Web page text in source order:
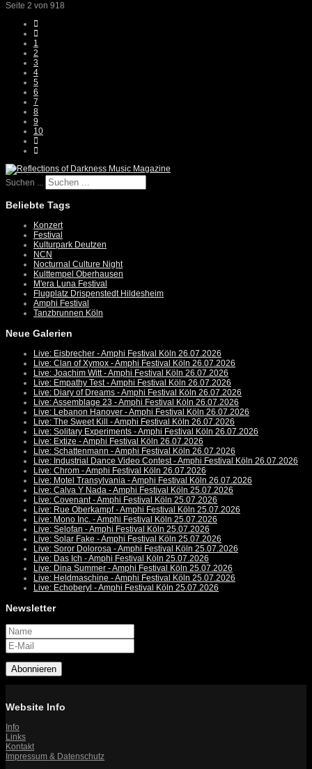
Seite 2 von 918
1
2
3
4
5
6
7
8
9
10
Suchen ...
Beliebte Tags
Konzert
Festival
Kulturpark Deutzen
NCN
Nocturnal Culture Night
Kulttempel Oberhausen
M'era Luna Festival
Flugplatz Drispenstedt Hildesheim
Amphi Festival
Tanzbrunnen Köln
Neue Galerien
Live: Eisbrecher - Amphi Festival Köln 26.07.2026
Live: Clan of Xymox - Amphi Festival Köln 26.07.2026
Live: Joachim Witt - Amphi Festival Köln 26.07.2026
Live: Empathy Test - Amphi Festival Köln 26.07.2026
Live: Diary of Dreams - Amphi Festival Köln 26.07.2026
Live: Assemblage 23 - Amphi Festival Köln 26.07.2026
Live: Lebanon Hanover - Amphi Festival Köln 26.07.2026
Live: The Sweet Kill - Amphi Festival Köln 26.07.2026
Live: Solitary Experiments - Amphi Festival Köln 26.07.2026
Live: Extize - Amphi Festival Köln 26.07.2026
Live: Schattenmann - Amphi Festival Köln 26.07.2026
Live: Industrial Dance Video Contest - Amphi Festival Köln 26.07.2026
Live: Chrom - Amphi Festival Köln 26.07.2026
Live: Motel Transylvania - Amphi Festival Köln 26.07.2026
Live: Calva Y Nada - Amphi Festival Köln 25.07.2026
Live: Covenant - Amphi Festival Köln 25.07.2026
Live: Rue Oberkampf - Amphi Festival Köln 25.07.2026
Live: Mono Inc. - Amphi Festival Köln 25.07.2026
Live: Selofan - Amphi Festival Köln 25.07.2026
Live: Solar Fake - Amphi Festival Köln 25.07.2026
Live: Soror Dolorosa - Amphi Festival Köln 25.07.2026
Live: Das Ich - Amphi Festival Köln 25.07.2026
Live: Dina Summer - Amphi Festival Köln 25.07.2026
Live: Heldmaschine - Amphi Festival Köln 25.07.2026
Live: Echoberyl - Amphi Festival Köln 25.07.2026
Newsletter
Abonnieren
Website Info
Info
Links
Kontakt
Impressum & Datenschutz